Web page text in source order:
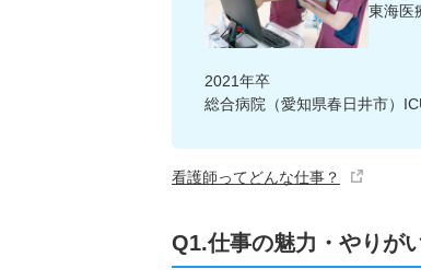
東海医
2021年卒
総合病院（愛知県春日井市）
看護師ってどんな仕事？
Q1.仕事の魅力・やりが